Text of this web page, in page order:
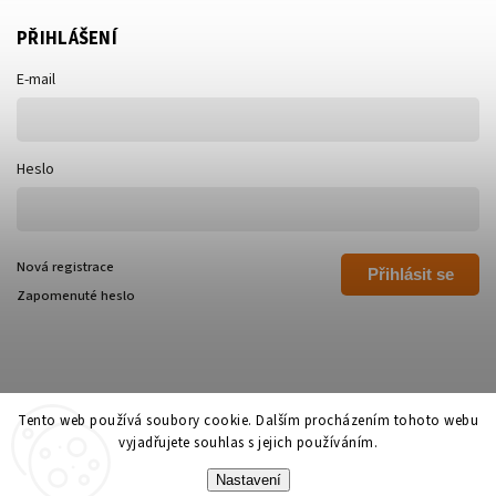
Tento web používá soubory cookie. Dalším procházením tohoto webu
vyjadřujete souhlas s jejich používáním.
Nastavení
PŘIHLÁŠENÍ
E-mail
Heslo
Přihlásit se
Nová registrace
Zapomenuté heslo
Copyright 2026 Polívka Libor - POLI . Všechna práva vyhrazena.
Grafický návrh vytvořil a nakódoval